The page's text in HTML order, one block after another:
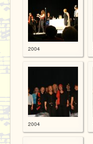
2004
2004